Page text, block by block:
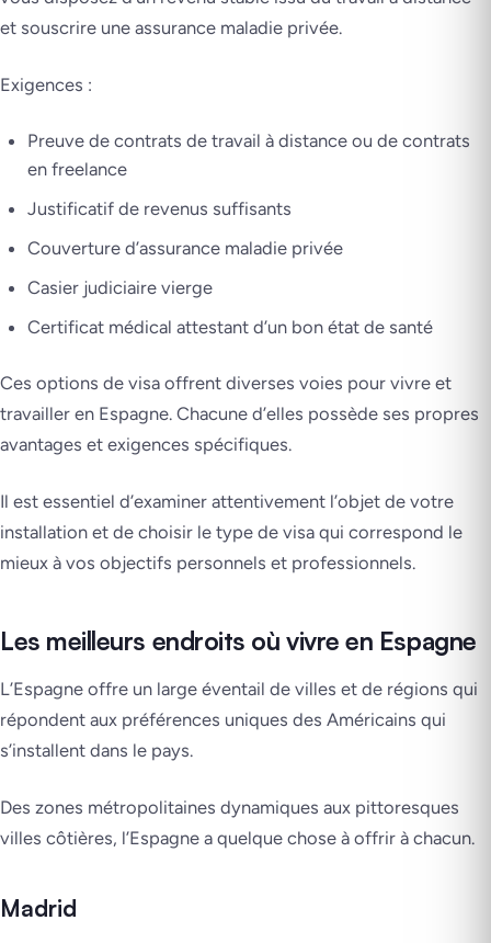
et souscrire une assurance maladie privée.
Exigences :
Preuve de contrats de travail à distance ou de contrats
en freelance
Justificatif de revenus suffisants
Couverture d’assurance maladie privée
Casier judiciaire vierge
Certificat médical attestant d’un bon état de santé
Ces options de visa offrent diverses voies pour vivre et
travailler en Espagne. Chacune d’elles possède ses propres
avantages et exigences spécifiques.
Il est essentiel d’examiner attentivement l’objet de votre
installation et de choisir le type de visa qui correspond le
mieux à vos objectifs personnels et professionnels.
Les meilleurs endroits où vivre en Espagne
L’Espagne offre un large éventail de villes et de régions qui
répondent aux préférences uniques des Américains qui
s’installent dans le pays.
Des zones métropolitaines dynamiques aux pittoresques
villes côtières, l’Espagne a quelque chose à offrir à chacun.
Madrid